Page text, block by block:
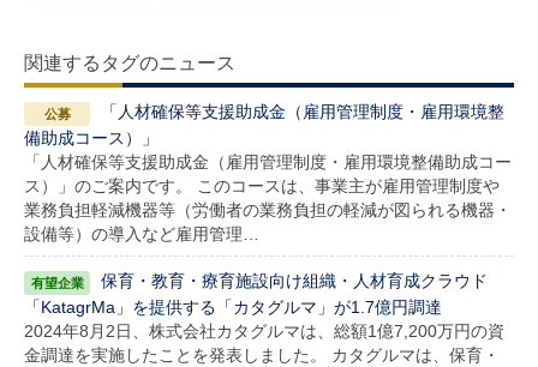
関連するタグのニュース
「人材確保等支援助成金（雇用管理制度・雇用環境整
備助成コース）」
「人材確保等支援助成金（雇用管理制度・雇用環境整備助成コー
ス）」のご案内です。 このコースは、事業主が雇用管理制度や
業務負担軽減機器等（労働者の業務負担の軽減が図られる機器・
設備等）の導入など雇用管理…
保育・教育・療育施設向け組織・人材育成クラウド
「KatagrMa」を提供する「カタグルマ」が1.7億円調達
2024年8月2日、株式会社カタグルマは、総額1億7,200万円の資
金調達を実施したことを発表しました。 カタグルマは、保育・